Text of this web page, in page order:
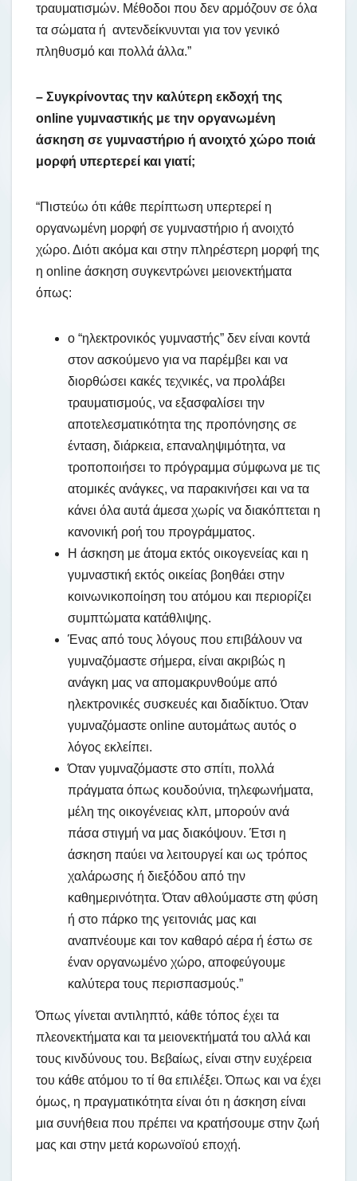
τραυματισμών. Μέθοδοι που δεν αρμόζουν σε όλα
τα σώματα ή αντενδείκνυνται για τον γενικό
πληθυσμό και πολλά άλλα.”
– Συγκρίνοντας την καλύτερη εκδοχή της
online γυμναστικής με την οργανωμένη
άσκηση σε γυμναστήριο ή ανοιχτό χώρο ποιά
μορφή υπερτερεί και γιατί;
“Πιστεύω ότι κάθε περίπτωση υπερτερεί η
οργανωμένη μορφή σε γυμναστήριο ή ανοιχτό
χώρο. Διότι ακόμα και στην πληρέστερη μορφή της
η online άσκηση συγκεντρώνει μειονεκτήματα
όπως:
ο “ηλεκτρονικός γυμναστής” δεν είναι κοντά
στον ασκούμενο για να παρέμβει και να
διορθώσει κακές τεχνικές, να προλάβει
τραυματισμούς, να εξασφαλίσει την
αποτελεσματικότητα της προπόνησης σε
ένταση, διάρκεια, επαναληψιμότητα, να
τροποποιήσει το πρόγραμμα σύμφωνα με τις
ατομικές ανάγκες, να παρακινήσει και να τα
κάνει όλα αυτά άμεσα χωρίς να διακόπτεται η
κανονική ροή του προγράμματος.
Η άσκηση με άτομα εκτός οικογενείας και η
γυμναστική εκτός οικείας βοηθάει στην
κοινωνικοποίηση του ατόμου και περιορίζει
συμπτώματα κατάθλιψης.
Ένας από τους λόγους που επιβάλουν να
γυμναζόμαστε σήμερα, είναι ακριβώς η
ανάγκη μας να απομακρυνθούμε από
ηλεκτρονικές συσκευές και διαδίκτυο. Όταν
γυμναζόμαστε online αυτομάτως αυτός ο
λόγος εκλείπει.
Όταν γυμναζόμαστε στο σπίτι, πολλά
πράγματα όπως κουδούνια, τηλεφωνήματα,
μέλη της οικογένειας κλπ, μπορούν ανά
πάσα στιγμή να μας διακόψουν. Έτσι η
άσκηση παύει να λειτουργεί και ως τρόπος
χαλάρωσης ή διεξόδου από την
καθημερινότητα. Όταν αθλούμαστε στη φύση
ή στο πάρκο της γειτονιάς μας και
αναπνέουμε και τον καθαρό αέρα ή έστω σε
έναν οργανωμένο χώρο, αποφεύγουμε
καλύτερα τους περισπασμούς.”
Όπως γίνεται αντιληπτό, κάθε τόπος έχει τα
πλεονεκτήματα και τα μειονεκτήματά του αλλά και
τους κινδύνους του. Βεβαίως, είναι στην ευχέρεια
του κάθε ατόμου το τί θα επιλέξει. Όπως και να έχει
όμως, η πραγματικότητα είναι ότι η άσκηση είναι
μια συνήθεια που πρέπει να κρατήσουμε στην ζωή
μας και στην μετά κορωνοϊού εποχή.